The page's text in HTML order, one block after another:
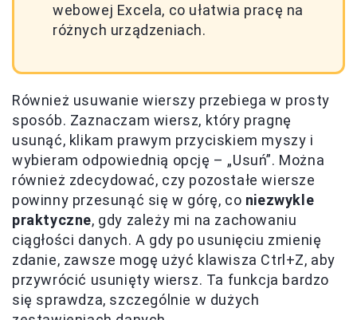
webowej Excela, co ułatwia pracę na
różnych urządzeniach.
Również usuwanie wierszy przebiega w prosty
sposób. Zaznaczam wiersz, który pragnę
usunąć, klikam prawym przyciskiem myszy i
wybieram odpowiednią opcję – „Usuń”. Można
również zdecydować, czy pozostałe wiersze
powinny przesunąć się w górę, co niezwykle
praktyczne, gdy zależy mi na zachowaniu
ciągłości danych. A gdy po usunięciu zmienię
zdanie, zawsze mogę użyć klawisza Ctrl+Z, aby
przywrócić usunięty wiersz. Ta funkcja bardzo
się sprawdza, szczególnie w dużych